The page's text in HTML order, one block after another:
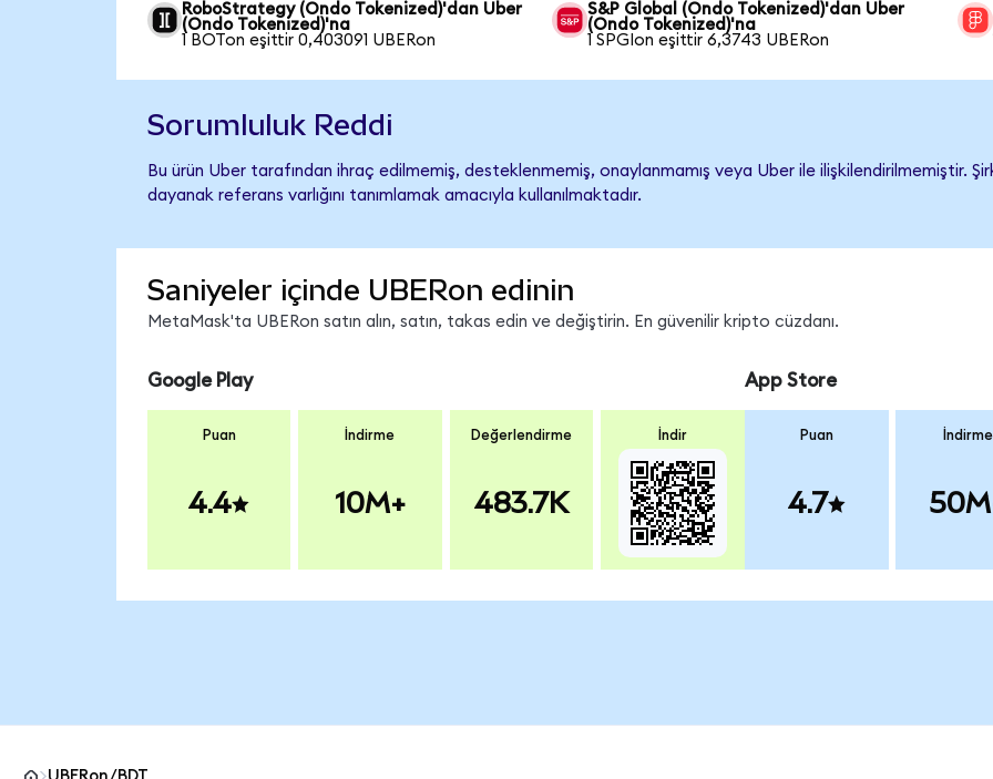
RoboStrategy (Ondo Tokenized)'dan Uber
(Ondo Tokenized)'na
1 BOTon eşittir 0,403091 UBERon
S&P Global (Ondo Tokenized)'dan Uber
(Ondo Tokenized)'na
1 SPGIon eşittir 6,3743 UBERon
Sorumluluk Reddi
Bu ürün Uber tarafından ihraç edilmemiş, desteklenmemiş, onaylanmamış veya Uber ile ilişkilendirilmemiştir.
dayanak referans varlığını tanımlamak amacıyla kullanılmaktadır.
Saniyeler içinde UBERon edinin
MetaMask'ta UBERon satın alın, satın, takas edin ve değiştirin. En güvenilir kripto cüzdanı.
Google Play
Puan
4.4
İndirme
10M+
Değerlendirme
483.7K
İndir
App Store
Puan
4.7
İndirme